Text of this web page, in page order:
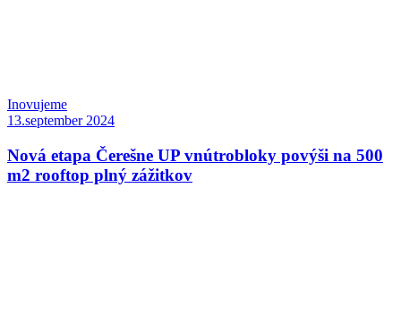
Inovujeme
13.september 2024
Nová etapa Čerešne UP vnútrobloky povýši na 500
m2 rooftop plný zážitkov